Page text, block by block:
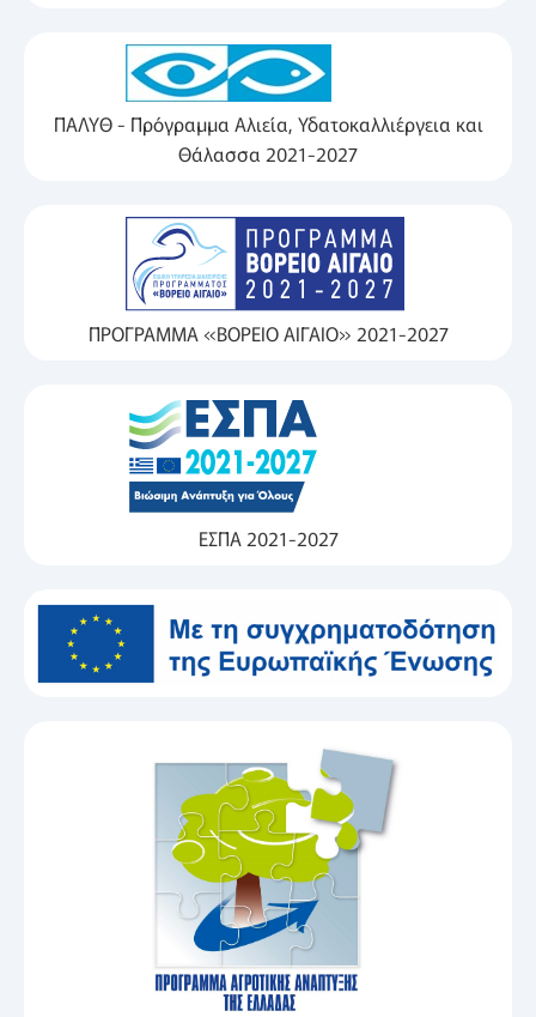
ΠΑΛΥΘ - Πρόγραμμα Αλιεία, Υδατοκαλλιέργεια και
Θάλασσα 2021-2027
ΠΡΟΓΡΑΜΜΑ «ΒΟΡΕΙΟ ΑΙΓΑΙΟ» 2021-2027
ΕΣΠΑ 2021-2027